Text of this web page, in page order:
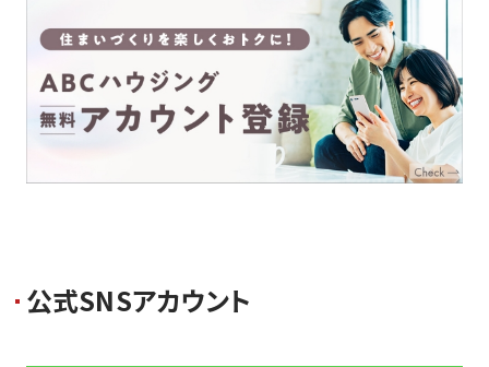
公式SNSアカウント